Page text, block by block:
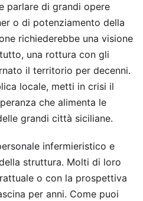
parlare di grandi opere
o di potenziamento della
richiederebbe una visione
una rottura con gli
il territorio per decenni.
locale, metti in crisi il
che alimenta le
grandi città siciliane.
infermieristico e
struttura. Molti di loro
o con la prospettiva
per anni. Come puoi